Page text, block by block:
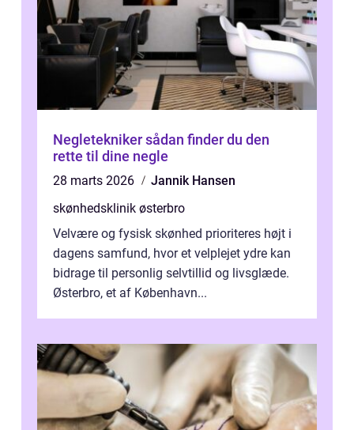
Negletekniker sådan finder du den
rette til dine negle
28 marts 2026
Jannik Hansen
skønhedsklinik østerbro
Velvære og fysisk skønhed prioriteres højt i
dagens samfund, hvor et velplejet ydre kan
bidrage til personlig selvtillid og livsglæde.
Østerbro, et af København...